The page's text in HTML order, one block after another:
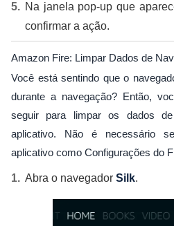
Na janela pop-up que
confirmar a ação.
Amazon Fire: Limpar Dados de
Você está sentindo que o
durante a navegação? Então,
seguir para limpar os dados
aplicativo. Não é necessário
aplicativo como Configurações do
Abra o navegador Silk.